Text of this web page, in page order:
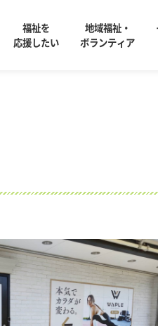
福祉を
応援したい
地域福祉・
ボランティア